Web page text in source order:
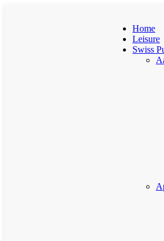
Home
Leisure
Swiss